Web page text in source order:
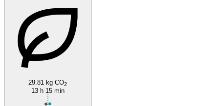
29.81 kg CO2
13 h 15 min